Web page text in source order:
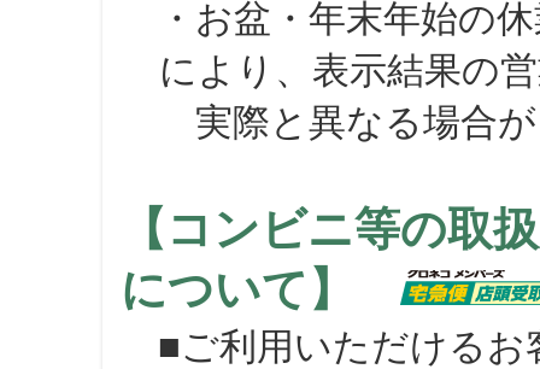
・お盆・年末年始の
により、表示結果の
実際と異なる場合が
【コンビニ等の取
について】
■ご利用いただけるお